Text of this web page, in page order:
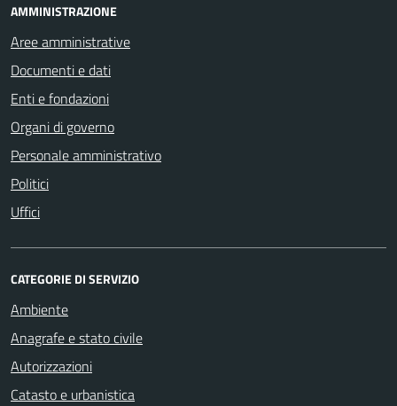
AMMINISTRAZIONE
Aree amministrative
Documenti e dati
Enti e fondazioni
Organi di governo
Personale amministrativo
Politici
Uffici
CATEGORIE DI SERVIZIO
Ambiente
Anagrafe e stato civile
Autorizzazioni
Catasto e urbanistica